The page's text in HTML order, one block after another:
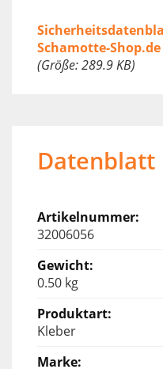
Schamotte-Shop.de
(Größe: 289.9 KB)
Datenblatt
32006056
0.50 kg
Kleber